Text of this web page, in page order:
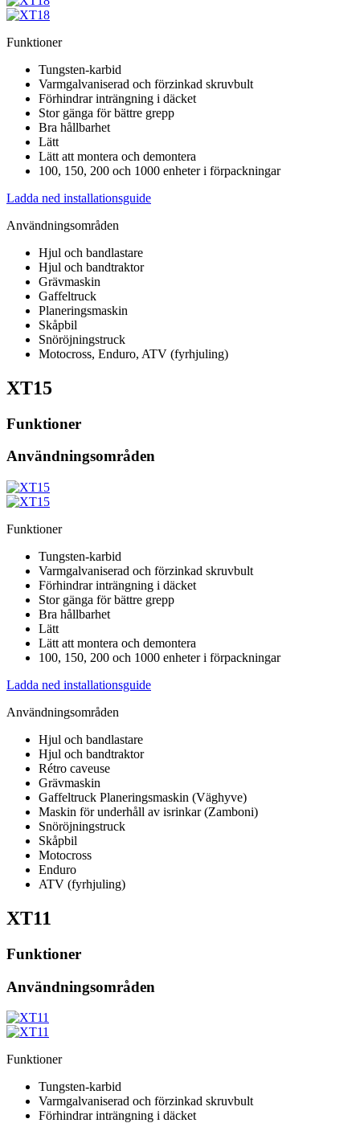
Funktioner
Tungsten-karbid
Varmgalvaniserad och förzinkad skruvbult
Förhindrar inträngning i däcket
Stor gänga för bättre grepp
Bra hållbarhet
Lätt
Lätt att montera och demontera
100, 150, 200 och 1000 enheter i förpackningar
Ladda ned installationsguide
Användningsområden
Hjul och bandlastare
Hjul och bandtraktor
Grävmaskin
Gaffeltruck
Planeringsmaskin
Skåpbil
Snöröjningstruck
Motocross, Enduro, ATV (fyrhjuling)
XT15
Funktioner
Användningsområden
Funktioner
Tungsten-karbid
Varmgalvaniserad och förzinkad skruvbult
Förhindrar inträngning i däcket
Stor gänga för bättre grepp
Bra hållbarhet
Lätt
Lätt att montera och demontera
100, 150, 200 och 1000 enheter i förpackningar
Ladda ned installationsguide
Användningsområden
Hjul och bandlastare
Hjul och bandtraktor
Rétro caveuse
Grävmaskin
Gaffeltruck Planeringsmaskin (Väghyve)
Maskin för underhåll av isrinkar (Zamboni)
Snöröjningstruck
Skåpbil
Motocross
Enduro
ATV (fyrhjuling)
XT11
Funktioner
Användningsområden
Funktioner
Tungsten-karbid
Varmgalvaniserad och förzinkad skruvbult
Förhindrar inträngning i däcket